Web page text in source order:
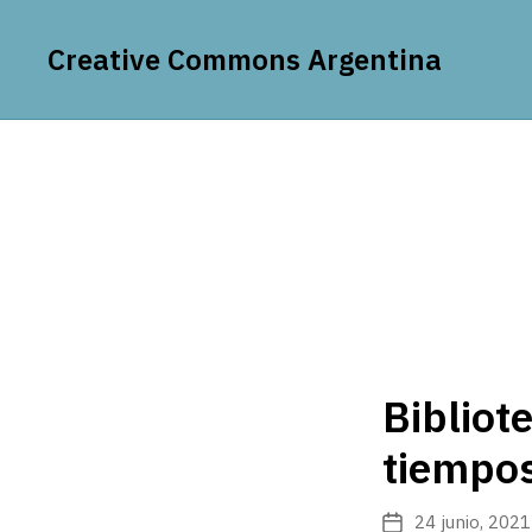
Creative Commons Argentina
Fecha24 junio, 2021